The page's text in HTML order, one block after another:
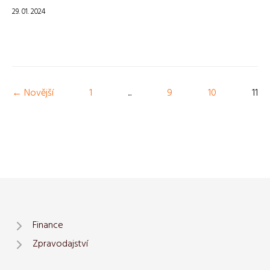
29. 01. 2024
← Novější 1 ... 9 10 11
Finance
Zpravodajství